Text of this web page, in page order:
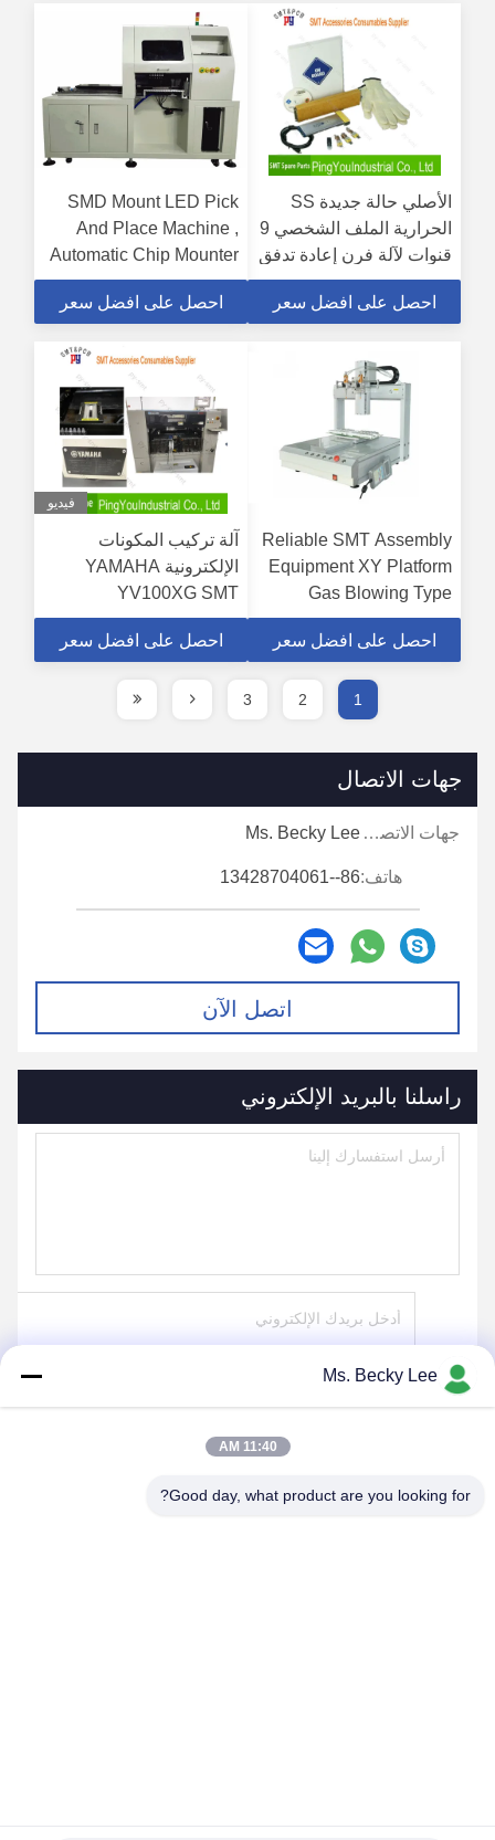
الأصلي حالة جديدة SS
الحرارية الملف الشخصي 9
قنوات لآلة فرن إعادة تدفق
Smt
احصل على افضل سعر
SMD Mount LED Pick
And Place Machine ,
Automatic Chip Mounter
Machine
احصل على افضل سعر
Reliable SMT Assembly
Equipment XY Platform
Gas Blowing Type
Automatic Screw
Machine
احصل على افضل سعر
فيديو
آلة تركيب المكونات
الإلكترونية YAMAHA
YV100XG SMT
احصل على افضل سعر
1
2
3
جهات الاتصال
جهات الاتصال: Ms. Becky Lee
هاتف:86--13428704061
اتصل الآن
راسلنا بالبريد الإلكتروني
Ms. Becky Lee
11:40 AM
Good day, what product are you looking for?